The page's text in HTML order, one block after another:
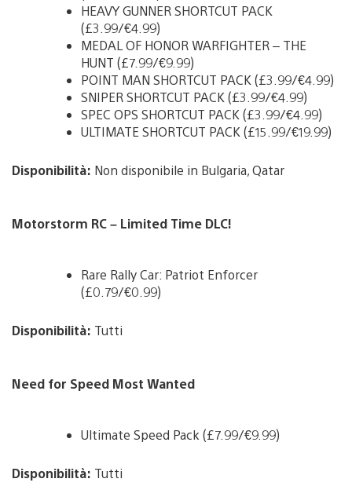
HEAVY GUNNER SHORTCUT PACK
(£3.99/€4.99)
MEDAL OF HONOR WARFIGHTER – THE
HUNT (£7.99/€9.99)
POINT MAN SHORTCUT PACK (£3.99/€4.99)
SNIPER SHORTCUT PACK (£3.99/€4.99)
SPEC OPS SHORTCUT PACK (£3.99/€4.99)
ULTIMATE SHORTCUT PACK (£15.99/€19.99)
Disponibilità: Non disponibile in Bulgaria, Qatar
Motorstorm RC – Limited Time DLC!
Rare Rally Car: Patriot Enforcer
(£0.79/€0.99)
Disponibilità: Tutti
Need for Speed Most Wanted
Ultimate Speed Pack (£7.99/€9.99)
Disponibilità: Tutti